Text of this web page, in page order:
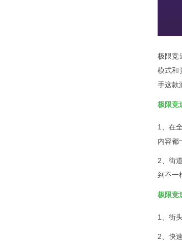
极限竞
模式和
手这款
极限竞
1、在
内容都
2、街
到不一
极限竞
1、街
2、快